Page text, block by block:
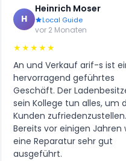
H
Heinrich Moser
Local Guide
vor 2 Monaten
★★★★★
An und Verkauf arif-s ist
hervorragend geführtes
Geschäft. Der
sein Kollege tun alles, um
Kunden zufriedenzustellen.
Bereits vor einigen Jahren
eine Reparatur sehr gut
ausgeführt.